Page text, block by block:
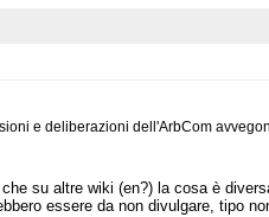
e deliberazioni dell'ArbCom
su altre wiki (en?) la cosa è
essere da non divulgare, tipo